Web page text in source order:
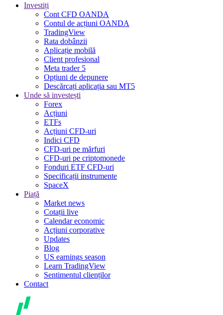
Investiți
Cont CFD OANDA
Contul de acțiuni OANDA
TradingView
Rata dobânzii
Aplicație mobilă
Client profesional
Meta trader 5
Opțiuni de depunere
Descărcați aplicația sau MT5
Unde să investești
Forex
Acțiuni
ETFs
Acțiuni CFD-uri
Indici CFD
CFD-uri pe mărfuri
CFD-uri pe criptomonede
Fonduri ETF CFD-uri
Specificații instrumente
SpaceX
Piață
Market news
Cotații live
Calendar economic
Acțiuni corporative
Updates
Blog
US earnings season
Learn TradingView
Sentimentul clienților
Contact